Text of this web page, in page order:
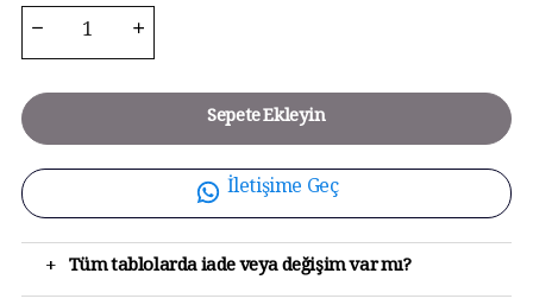
Sepete Ekleyin
İletişime Geç
+ Tüm tablolarda iade veya değişim var mı?